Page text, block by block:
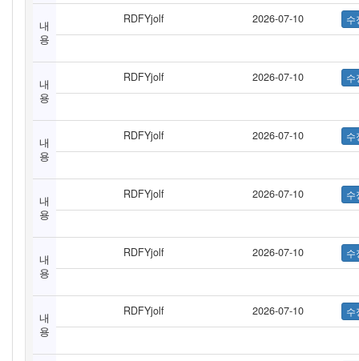
내
용
RDFYjolf 2026-07-10
내
용
RDFYjolf 2026-07-10
내
용
RDFYjolf 2026-07-10
내
용
RDFYjolf 2026-07-10
내
용
RDFYjolf 2026-07-10
내
용
RDFYjolf 2026-07-10